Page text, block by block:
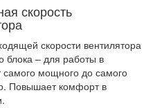
скорость
скорости вентилятора
блока – для работы в
самого мощного до самого
Повышает комфорт в